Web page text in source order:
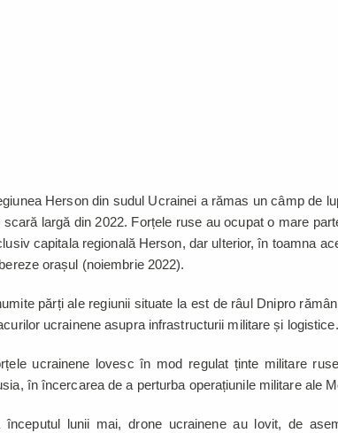
Herson din sudul Ucrainei a rămas un câmp de
scară largă din 2022. Forțele ruse au ocupat o mare
capitala regională Herson, dar ulterior, în toamna
orașul (noiembrie 2022).
părți ale regiunii situate la est de râul Dnipro
ucrainene asupra infrastructurii militare și logistice.
ucrainene lovesc în mod regulat ținte militare
în încercarea de a perturba operațiunile militare ale
începutul lunii mai, drone ucrainene au lovit, de